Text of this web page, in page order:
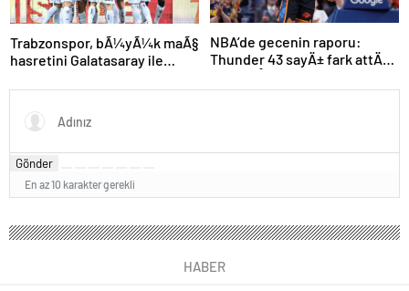
Trabzonspor, bÃ¼yÃ¼k maÃ§
hasretini Galatasaray ile
NBA’de gecenin raporu:
Thunder 43 sayÄ± fark attÄ±,
Gönder
En az 10 karakter gerekli
HABER